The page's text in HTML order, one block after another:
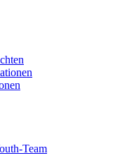
Team